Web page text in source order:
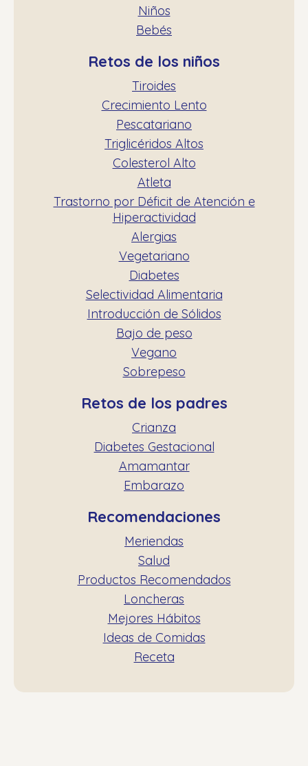
Niños
Bebés
Retos de los niños
Tiroides
Crecimiento Lento
Pescatariano
Triglicéridos Altos
Colesterol Alto
Atleta
Trastorno por Déficit de Atención e
Hiperactividad
Alergias
Vegetariano
Diabetes
Selectividad Alimentaria
Introducción de Sólidos
Bajo de peso
Vegano
Sobrepeso
Retos de los padres
Crianza
Diabetes Gestacional
Amamantar
Embarazo
Recomendaciones
Meriendas
Salud
Productos Recomendados
Loncheras
Mejores Hábitos
Ideas de Comidas
Receta